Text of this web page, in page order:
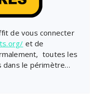
de vous connecter
et de
toutes les
dans le périmètre…